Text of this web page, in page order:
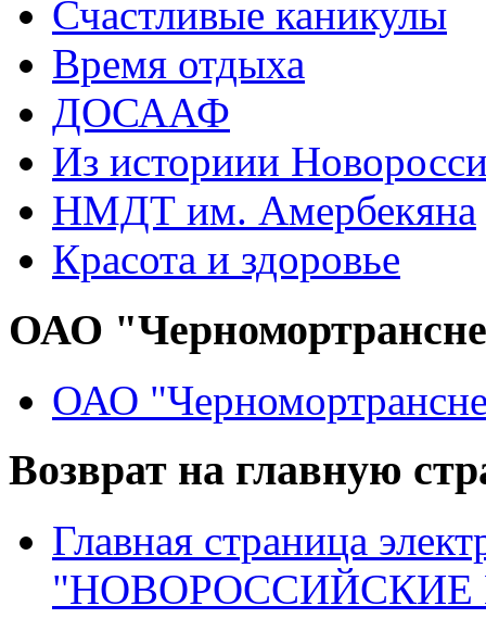
Счастливые каникулы
Время отдыха
ДОСААФ
Из историии
НМДТ им. Амербекяна
Красота и здоровье
ОАО
ОАО
Возврат на главную
Главная страница
"НОВОРОССИЙСКИЕ